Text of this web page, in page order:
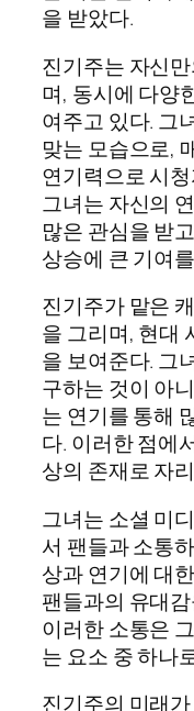
을 받았다.
진기주는 자신
며, 동시에 다양
여주고 있다. 그
맞는 모습으로,
연기력으로 시
그녀는 자신의
많은 관심을 받
상승에 큰 기여
진기주가 맡은
을 그리며, 현대
을 보여준다. 그
구하는 것이 아
는 연기를 통해
다. 이러한 점에
상의 존재로 자
그녀는 소셜 미
서 팬들과 소통
상과 연기에 대
팬들과의 유대
이러한 소통은
는 요소 중 하나
진기주의 미래